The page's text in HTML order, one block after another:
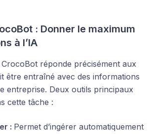
: Donner le maximum
à l’IA
réponde précisément aux
être entraîné avec des informations
entreprise. Deux outils principaux
cette tâche :
: Permet d’ingérer automatiquement